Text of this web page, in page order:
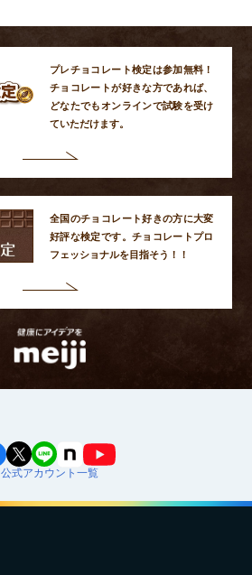
プレチョコレート検定は参加無料！
チョコレートが好きな方であれば、
どなたでもオンラインで試験を受け
ていただけます。
全国のチョコレート好きの方に大変
好評な検定です。 チョコレートプロ
フェッショナルを目指そう！！
公式アカウント一覧